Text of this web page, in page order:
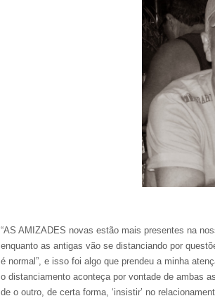
“AS AMIZADES novas estão mais presentes na
enquanto as antigas vão se distanciando por
é normal”, e isso foi algo que prendeu a minha
o distanciamento aconteça por vontade de ambas
de o outro, de certa forma, ‘insistir’ no